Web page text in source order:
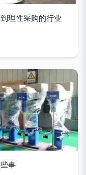
理性采购的行业
事